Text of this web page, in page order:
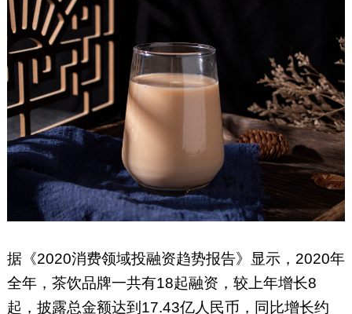
据《2020消费领域投融资趋势报告》显示，2020年
全年，茶饮品牌一共有18起融资，较上年增长8
起，披露总金额达到17.43亿人民币，同比增长约